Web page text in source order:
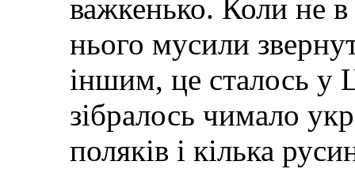
важкенько. Коли не в
нього мусили
іншим, це сталось у
зібралось чимало
поляків і кілька